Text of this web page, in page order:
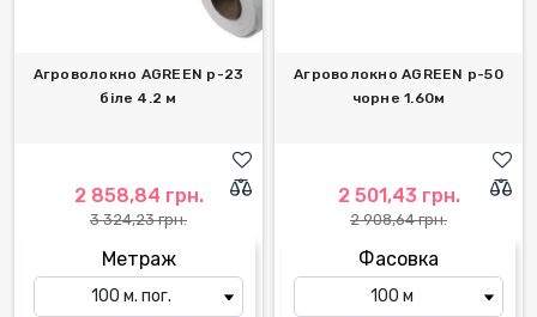
Агроволокно AGREEN р-23
біле 4.2 м
2 858,84 грн.
3 324,23 грн.
Метраж
Агроволокно AGREEN р-50
чорне 1.60м
2 501,43 грн.
2 908,64 грн.
Фасовка